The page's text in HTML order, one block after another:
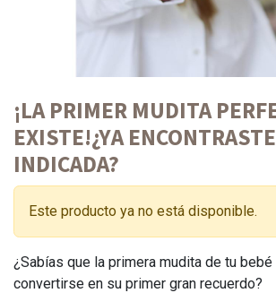
¡LA PRIMER MUDITA
EXISTE!¿YA
INDICADA?
Este producto ya no está disponible.
¿Sabías que la primera mudita de tu
convertirse en su primer gran recuerdo?